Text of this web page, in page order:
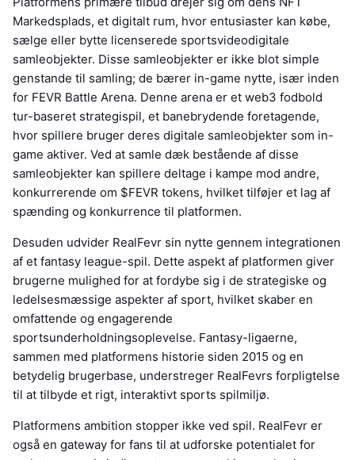
Markedsplads, et digitalt rum, hvor entusiaster kan købe,
sælge eller bytte licenserede sportsvideodigitale
samleobjekter. Disse samleobjekter er ikke blot simple
genstande til samling; de bærer in-game nytte, især inden
for FEVR Battle Arena. Denne arena er et web3 fodbold
tur-baseret strategispil, et banebrydende foretagende,
hvor spillere bruger deres digitale samleobjekter som in-
game aktiver. Ved at samle dæk bestående af disse
samleobjekter kan spillere deltage i kampe mod andre,
konkurrerende om $FEVR tokens, hvilket tilføjer et lag af
spænding og konkurrence til platformen.
Desuden udvider RealFevr sin nytte gennem integrationen
af et fantasy league-spil. Dette aspekt af platformen giver
brugerne mulighed for at fordybe sig i de strategiske og
ledelsesmæssige aspekter af sport, hvilket skaber en
omfattende og engagerende
sportsunderholdningsoplevelse. Fantasy-ligaerne,
sammen med platformens historie siden 2015 og en
betydelig brugerbase, understreger RealFevrs forpligtelse
til at tilbyde et rigt, interaktivt sports spilmiljø.
Platformens ambition stopper ikke ved spil. RealFevr er
også en gateway for fans til at udforske potentialet for